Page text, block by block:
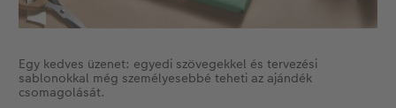
Egy kedves üzenet: egyedi szövegekkel és tervezési
sablonokkal még személyesebbé teheti az ajándék
csomagolását.